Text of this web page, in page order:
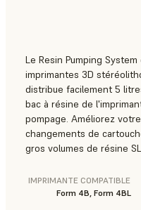
Le Resin Pumping
imprimantes 3D
distribue facilement 5
bac à résine de
pompage. Améliorez
changements de
gros volumes de résine
IMPRIMANTE COMPATIBLE
Form 4B, Form 4BL